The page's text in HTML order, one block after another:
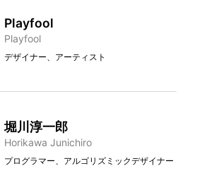
Playfool
Playfool
デザイナー、アーティスト
堀川淳⼀郎
Horikawa Junichiro
プログラマー、アルゴリズミックデザイナー